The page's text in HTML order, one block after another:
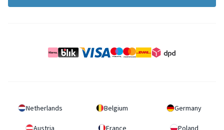
Netherlands Belgium Germany
Austria France Poland